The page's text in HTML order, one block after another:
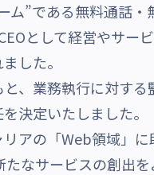
”である無料通話・
として経営やサー
した。
、業務執行に対する
決定いたしました。
アの「Web領域」に
なサービスの創出